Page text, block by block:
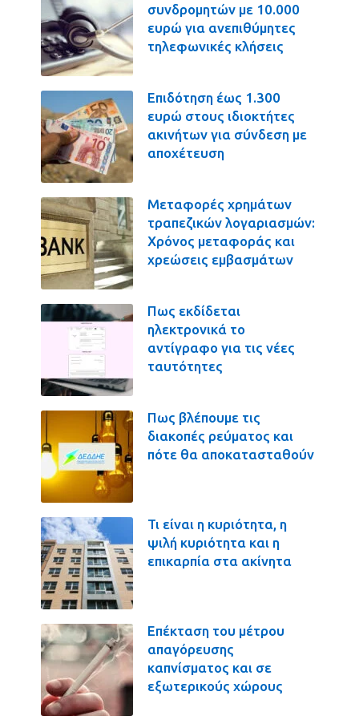
συνδρομητών με 10.000
ευρώ για ανεπιθύμητες
τηλεφωνικές κλήσεις
Επιδότηση έως 1.300
ευρώ στους ιδιοκτήτες
ακινήτων για σύνδεση με
αποχέτευση
Μεταφορές χρημάτων
τραπεζικών λογαριασμών:
Χρόνος μεταφοράς και
χρεώσεις εμβασμάτων
Πως εκδίδεται
ηλεκτρονικά το
αντίγραφο για τις νέες
ταυτότητες
Πως βλέπουμε τις
διακοπές ρεύματος και
πότε θα αποκατασταθούν
Τι είναι η κυριότητα, η
ψιλή κυριότητα και η
επικαρπία στα ακίνητα
Επέκταση του μέτρου
απαγόρευσης
καπνίσματος και σε
εξωτερικούς χώρους